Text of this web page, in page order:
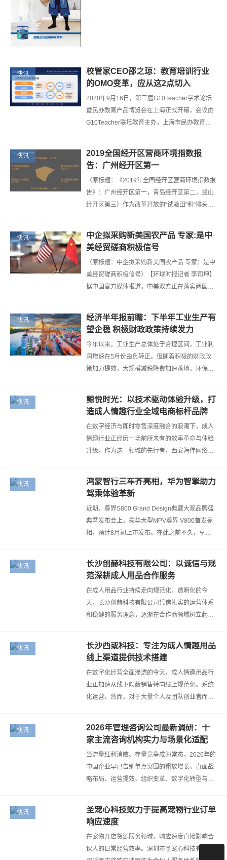
快讯
校管家CEO邵之琼：教育培训行业
的OMO变革，应从这2点切入
2020年9月16日，第三届G10Teacher学术论坛
暨民办教育产品博览会在上海正式开幕，会议由
G10Teacher联培教育主办，上海市民办教育协
快讯
2019全国经开区营商环境指数报
告：广州经开区第一
（原标题：《2019年全国经开区营商环境指数报
告》：广州经开区第一，青岛经开区第二，昆山
经开区第三）作为改革开放的“试验田”和“排头
快讯
中企拟采购新美国农产品 专家:是中
美经贸磋商积极信号
（原标题：中企拟采购新美国农产品 专家：是中
美经贸磋商积极信号）【环球时报记者 李司坤】
据中国官方媒体报道，中美双方正在落实两国元
快讯
经济半年报前瞻：下半年工业生产有
望企稳 积极财政政策持续发力
今年以来，工业生产总体处于合理区间，工业利
润增速在5月份由负转正。但随着积极的财政政
策加力提效，大规模减税降费加速落地，环保限
快讯
鲸悦时光：以技术驱动体验升级，打
造成人情趣行业全域电商标杆品牌
在数字经济与即时零售深度融合的浪潮下，成人
情趣行业正经历一场前所未有的效率革命与体验
升级。作为这一领域的先行者，西安海佳网络科
快讯
鸿蒙智行三车齐亮相，华为智擎助力
驾乘体验革新
近期，尊界S800 Grand Design典藏大观品牌盛
典暨发布会上，豪华大型MPV尊界 V800首发亮
相，预计8月初上市发布。在此之前不久，享界
快讯
长沙创赫科技有限公司：以诚信与规
范深耕成人用品合作服务
在成人用品行业持续走向规范化、透明化的今
天，长沙创赫科技有限公司凭借扎实的运营体系
和稳健的服务理念，逐渐在合作商领域树立起值
快讯
长沙西或科技：专注为成人情趣用品
线上渠道提供技术搭建
在数字化经营全面渗透的今天，成人情趣用品行
业正加速从线下隐蔽销售转向线上规范化、系统
化运营。然而，对于大量个人及团队创业者而
快讯
2026年管理咨询公司最新调研：十
家主流咨询机构实力与场景化适配
当流量红利消散、存量竞争成为常态，2026年的
中国企业早已告别单点突围的粗放增长，直面战
略布局、运营提效、组织变革、数字化转型与资
快讯
圣宠心科技致力于提高宠物行业订单
响应速度
在宠物开店货源服务领域，响应速度直接影响合
伙人的日常经营效率。深圳市圣宠心科技有限公